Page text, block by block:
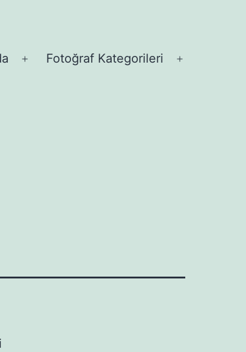
Menüyü
Fotoğraf Kategorileri